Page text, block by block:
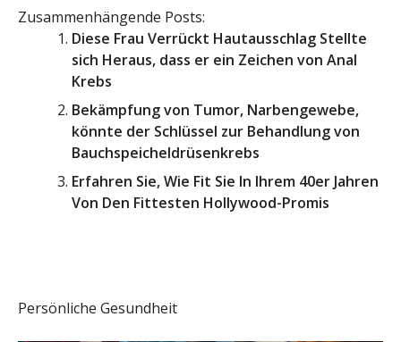
Zusammenhängende Posts:
Diese Frau Verrückt Hautausschlag Stellte
sich Heraus, dass er ein Zeichen von Anal
Krebs
Bekämpfung von Tumor, Narbengewebe,
könnte der Schlüssel zur Behandlung von
Bauchspeicheldrüsenkrebs
Erfahren Sie, Wie Fit Sie In Ihrem 40er Jahren
Von Den Fittesten Hollywood-Promis
Persönliche Gesundheit